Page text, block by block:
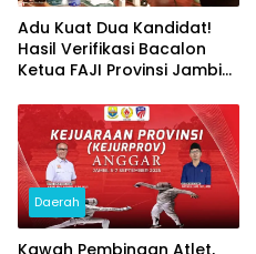
Adu Kuat Dua Kandidat!
Hasil Verifikasi Bacalon
Ketua FAJI Provinsi Jambi
Daerah
Kawah Pembinaan Atlet,